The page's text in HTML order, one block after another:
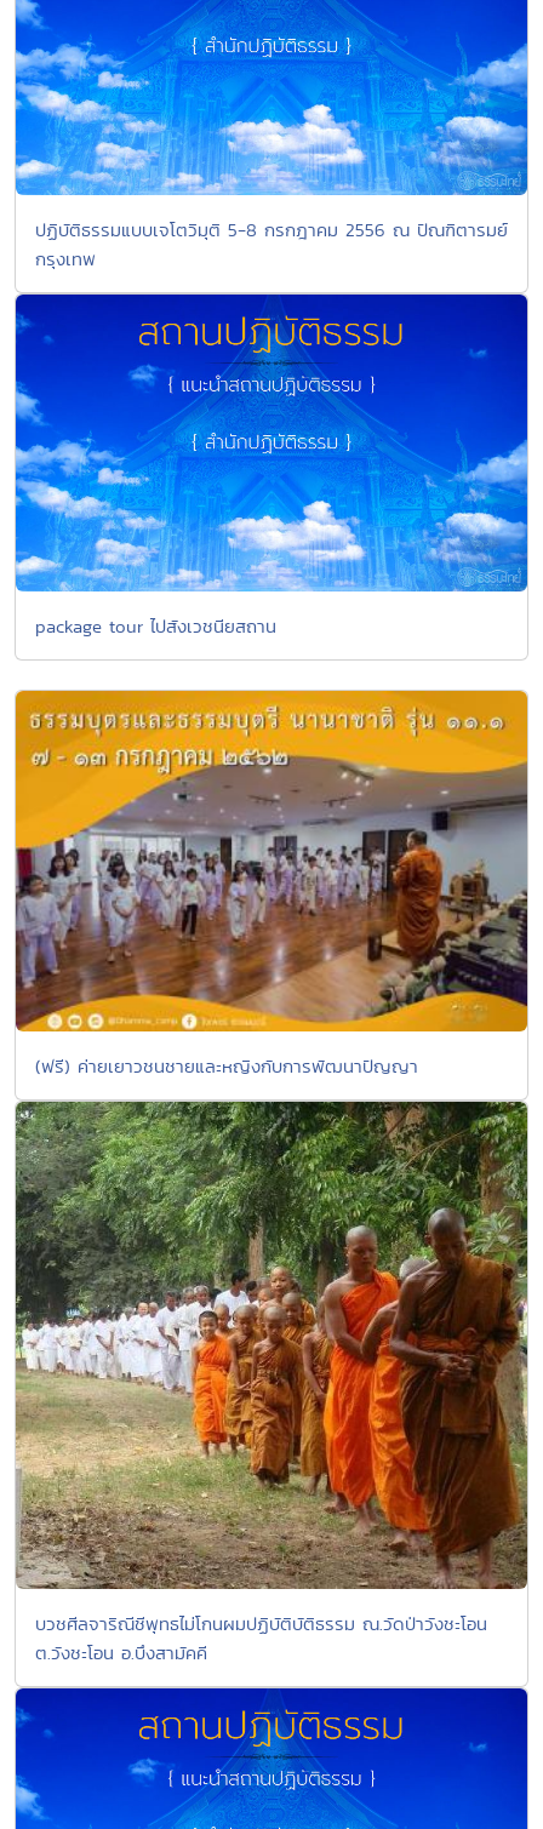
ปฏิบัติธรรมแบบเจโตวิมุติ 5-8 กรกฎาคม 2556 ณ ปัณฑิตารมย์
กรุงเทพ
package tour ไปสังเวชนียสถาน
(ฟรี) ค่ายเยาวชนชายและหญิงกับการพัฒนาปัญญา
บวชศีลจาริณีชีพุทธไม่โกนผมปฏิบัติบัติธรรม ณ.วัดป่าวังชะโอน
ต.วังชะโอน อ.บึงสามัคคี